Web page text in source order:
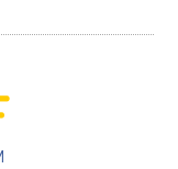
OD 16 HOD.